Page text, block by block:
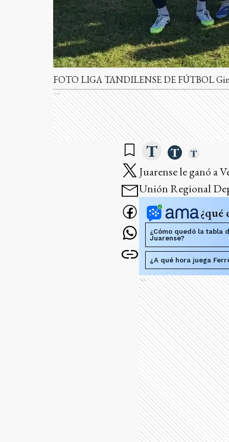
FOTO LIGA TANDILENSE DE FÚTBOL
Ads
Juarense le ganó a
Unión Regional
¿qué
¿Cómo quedó la tabla
Juarense?
¿A qué hora juega
Ads